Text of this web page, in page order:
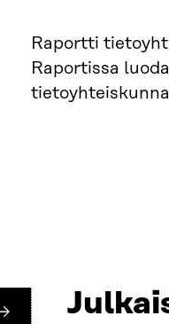
Raportti
Raportissa